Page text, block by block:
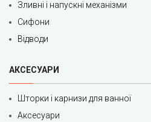
Зливні і напускні механізми
Сифони
Відводи
АКСЕСУАРИ
Шторки і карнизи для ванної
Аксесуари